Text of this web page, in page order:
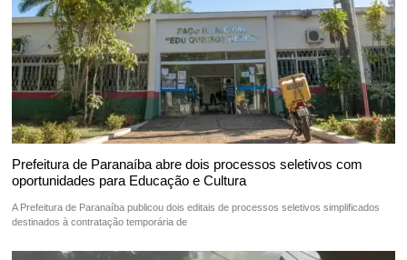
Prefeitura de Paranaíba abre dois processos seletivos com
oportunidades para Educação e Cultura
A Prefeitura de Paranaíba publicou dois editais de processos seletivos simplificados
destinados à contratação temporária de